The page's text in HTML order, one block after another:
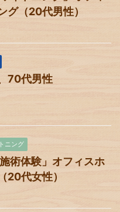
グ（20代男性）
70代男性
ニング
術体験」オフィスホ
20代女性）